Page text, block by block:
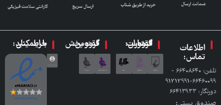
اطلاعات
تماس:
تلفن: ٦٦٤٠٨٦٤٠ -
٦٦٤٦٠٠٩٩-91212991
دورنگار: ٦٦٤١٣٩٣٣
گروه انتشارات ققنوس: گروه پخش ققنوس: با اطمینان خرید کنید: